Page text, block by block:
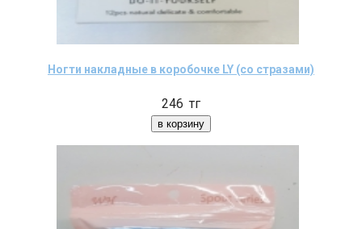
Ногти накладные в коробочке LY (со стразами)
246 тг